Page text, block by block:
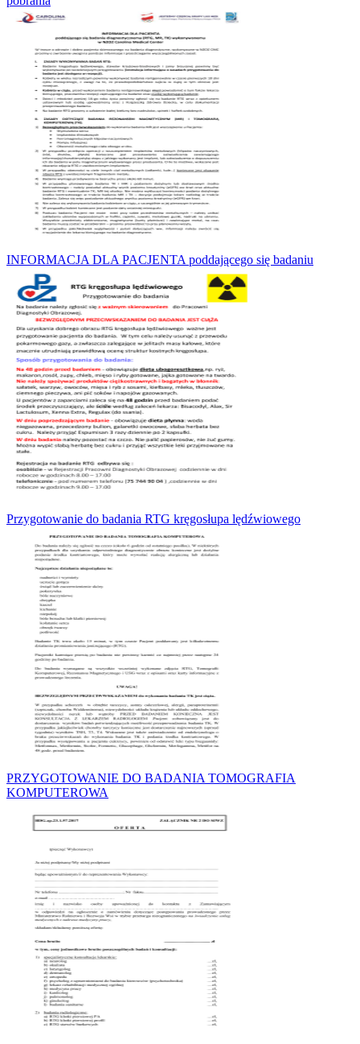
INFORMACJA DLA PACJENTA poddającego się badaniu
Przygotowanie do badania RTG kręgosłupa lędźwiowego
PRZYGOTOWANIE DO BADANIA TOMOGRAFIA
KOMPUTEROWA